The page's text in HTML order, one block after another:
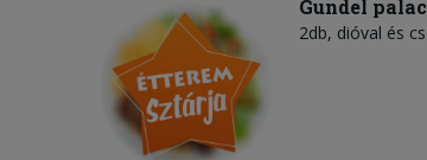
Gundel
2db, dióval és